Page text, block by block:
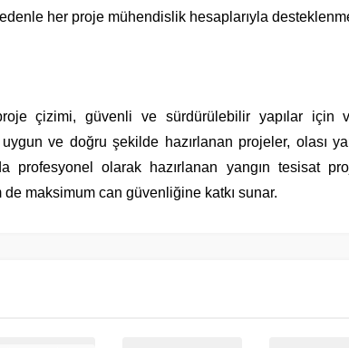
her proje mühendislik hesaplarıyla
çizimi, güvenli ve sürdürülebilir yapılar için
ve doğru şekilde hazırlanan projeler, olası
profesyonel olarak hazırlanan yangın tesisat
maksimum can güvenliğine katkı sunar.